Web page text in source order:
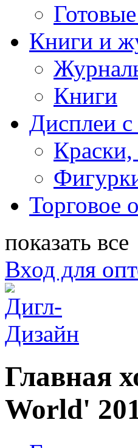
Книги и
Книги
Дисплеи
Краски,
Торговое
показать все
Вход для
Главная
World'